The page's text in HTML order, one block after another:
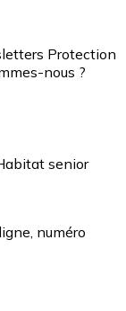
Protection
nous ?
senior
numéro